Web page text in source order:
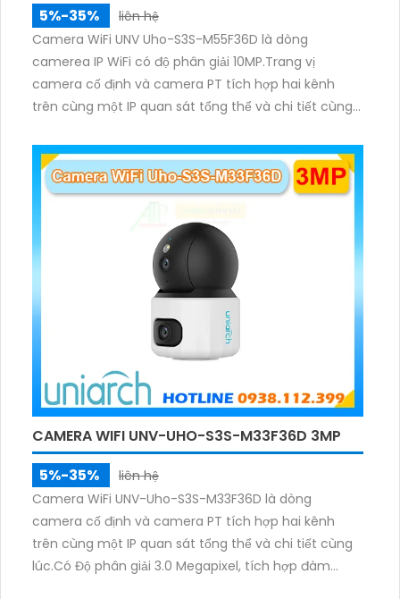
5%-35%
liên hệ
Camera WiFi UNV Uho-S3S-M55F36D là dòng
camerea IP WiFi có độ phân giải 10MP.Trang vị
camera cố định và camera PT tích hợp hai kênh
trên cùng một IP quan sát tổng thể và chi tiết cùng
ánh sáng. Kết hợp hồng ngoại và đèn ấm cho hình
ảnh có màu trong nhiều điều kiện khác nhau trong
phạm vi 3m.
CAMERA WIFI UNV-UHO-S3S-M33F36D 3MP
5%-35%
liên hệ
Camera WiFi UNV-Uho-S3S-M33F36D là dòng
camera cố định và camera PT tích hợp hai kênh
trên cùng một IP quan sát tổng thể và chi tiết cùng
lúc.Có Độ phân giải 3.0 Megapixel, tích hợp đàm